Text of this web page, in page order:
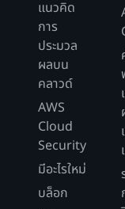
แนวคิด
การ
ประมวล
ผลบน
คลาวด์
AWS
Cloud
Security
มีอะไรใหม่
บล็อก